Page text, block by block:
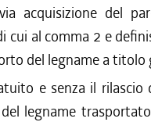
acquisizione del
cui al comma 2 e
del legname a
e senza il rilascio
legname